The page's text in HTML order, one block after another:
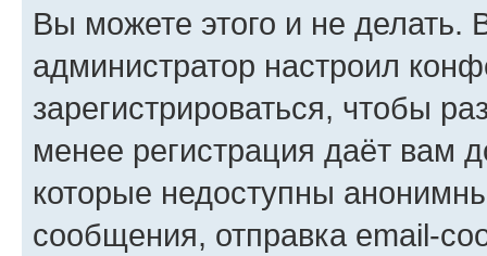
Вы можете этого и не делать.
администратор настроил
зарегистрироваться, чтобы
менее регистрация даёт вам
которые недоступны
сообщения, отправка email-